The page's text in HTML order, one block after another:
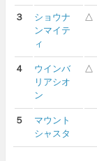
３
ショウナ
ンマイテ
ィ
△
４
ウインバ
リアシオ
ン
△
５
マウント
シャスタ